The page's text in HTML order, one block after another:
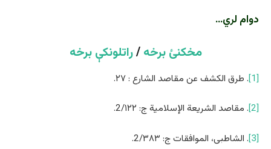
دوام لري…
مخکنئ برخه/راتلونکې برخه
[1] . طرق الكشف عن مقاصد الشارع : ۲۷.
[2] . مقاصد الشريعة الإسلامية ج: 2/۱۲۲.
[3] . الشاطبی، الموافقات ج: 2/۳۸۳.